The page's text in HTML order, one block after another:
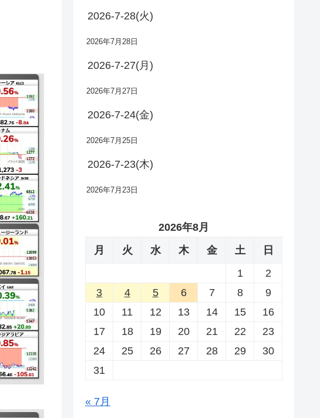
2026-7-28(火)
2026年7月28日
2026-7-27(月)
2026年7月27日
2026-7-24(金)
2026年7月25日
2026-7-23(木)
2026年7月23日
2026年8月
月
火 水 木 金 土
日
1
2
3
4 5 6 7 8
9
10
11 12 13 14 15
16
17
18 19 20 21 22
23
24
25 26 27 28 29
30
31
« 7月